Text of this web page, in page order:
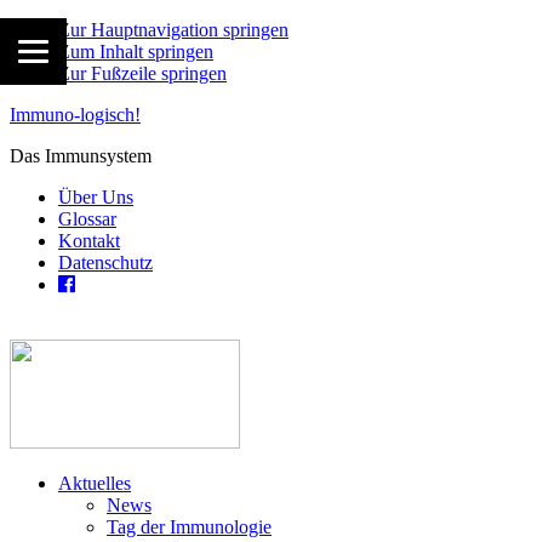
Zur Hauptnavigation springen
Zum Inhalt springen
Zur Fußzeile springen
Immuno-logisch!
Das Immunsystem
Über Uns
Glossar
Kontakt
Datenschutz
Aktuelles
News
Tag der Immunologie